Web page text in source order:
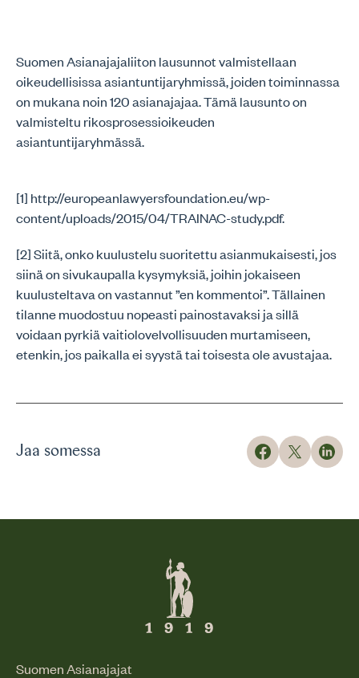
Suomen Asianajajaliiton lausunnot valmistellaan
oikeudellisissa asiantuntijaryhmissä, joiden toiminnassa
on mukana noin 120 asianajajaa. Tämä lausunto on
valmisteltu rikosprosessioikeuden
asiantuntijaryhmässä.
[1] http://europeanlawyersfoundation.eu/wp-
content/uploads/2015/04/TRAINAC-study.pdf.
[2] Siitä, onko kuulustelu suoritettu asianmukaisesti, jos
siinä on sivukaupalla kysymyksiä, joihin jokaiseen
kuulusteltava on vastannut ”en kommentoi”. Tällainen
tilanne muodostuu nopeasti painostavaksi ja sillä
voidaan pyrkiä vaitiolovelvollisuuden murtamiseen,
etenkin, jos paikalla ei syystä tai toisesta ole avustajaa.
Jaa somessa
Suomen Asianajajat